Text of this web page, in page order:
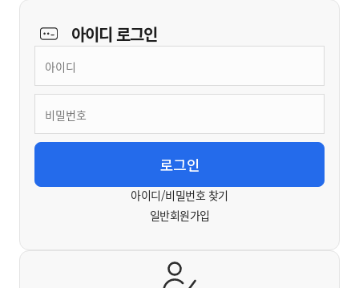
아이디로그인
아이디/비밀번호 찾기
일반회원가입